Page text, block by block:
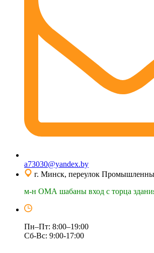
a73030@yandex.by
г. Минск, переулок
м-н ОМА шабаны вход с торца
Пн–Пт: 8:00–19:00
Сб-Вс: 9:00-17:00